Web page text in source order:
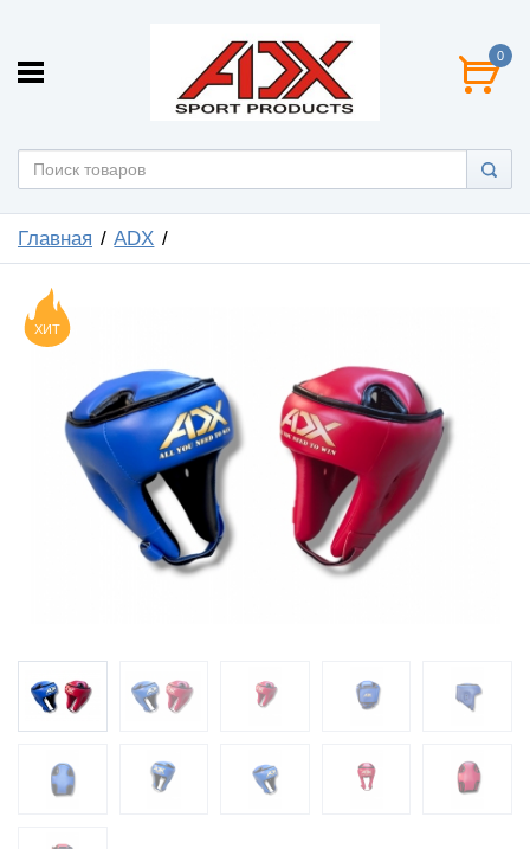
0
Главная ADX
ХИТ